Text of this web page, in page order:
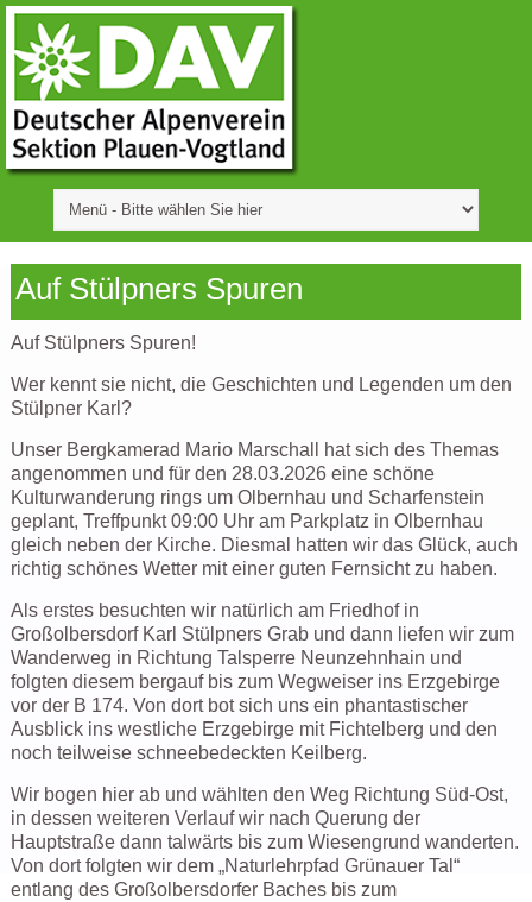
Auf Stülpners Spuren
Auf Stülpners Spuren!
Wer kennt sie nicht, die Geschichten und Legenden um den
Stülpner Karl?
Unser Bergkamerad Mario Marschall hat sich des Themas
angenommen und für den 28.03.2026 eine schöne
Kulturwanderung rings um Olbernhau und Scharfenstein
geplant, Treffpunkt 09:00 Uhr am Parkplatz in Olbernhau
gleich neben der Kirche. Diesmal hatten wir das Glück, auch
richtig schönes Wetter mit einer guten Fernsicht zu haben.
Als erstes besuchten wir natürlich am Friedhof in
Großolbersdorf Karl Stülpners Grab und dann liefen wir zum
Wanderweg in Richtung Talsperre Neunzehnhain und
folgten diesem bergauf bis zum Wegweiser ins Erzgebirge
vor der B 174. Von dort bot sich uns ein phantastischer
Ausblick ins westliche Erzgebirge mit Fichtelberg und den
noch teilweise schneebedeckten Keilberg.
Wir bogen hier ab und wählten den Weg Richtung Süd-Ost,
in dessen weiteren Verlauf wir nach Querung der
Hauptstraße dann talwärts bis zum Wiesengrund wanderten.
Von dort folgten wir dem „Naturlehrpfad Grünauer Tal“
entlang des Großolbersdorfer Baches bis zum